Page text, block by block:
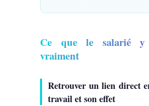
Ce que le salarié y
vraiment
Retrouver un lien direct
travail et son effet